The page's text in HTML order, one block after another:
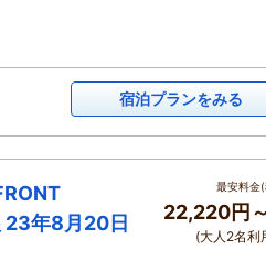
宿泊プランをみる
23年8月20日
最安料金
22,220円～
(大人2名利